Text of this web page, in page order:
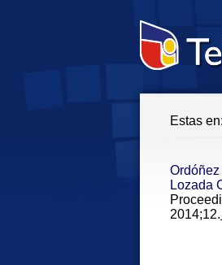
Estas en:
Lozada
2014;12.